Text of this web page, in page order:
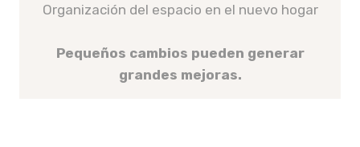
Organización del espacio en el nuevo hogar
Pequeños cambios pueden generar
grandes mejoras.